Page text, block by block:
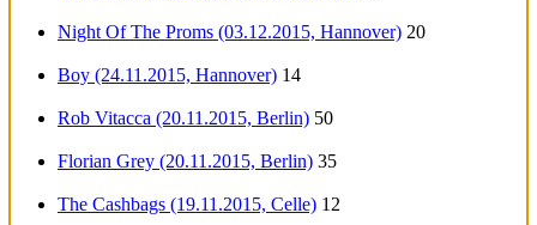
Night Of The Proms (03.12.2015, Hannover) 20
Boy (24.11.2015, Hannover) 14
Rob Vitacca (20.11.2015, Berlin) 50
Florian Grey (20.11.2015, Berlin) 35
The Cashbags (19.11.2015, Celle) 12